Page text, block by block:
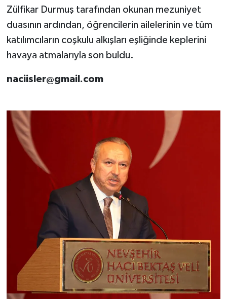
Zülfikar Durmuş tarafından okunan mezuniyet
duasının ardından, öğrencilerin ailelerinin ve tüm
katılımcıların coşkulu alkışları eşliğinde keplerini
havaya atmalarıyla son buldu.
naciisler@gmail.com